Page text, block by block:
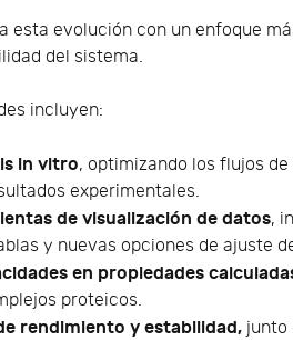
esta evolución con un enfoque
del sistema.
incluyen:
in vitro, optimizando los flujos
experimentales.
de visualización de datos,
y nuevas opciones de ajuste
en propiedades
proteicos.
rendimiento y estabilidad, junto